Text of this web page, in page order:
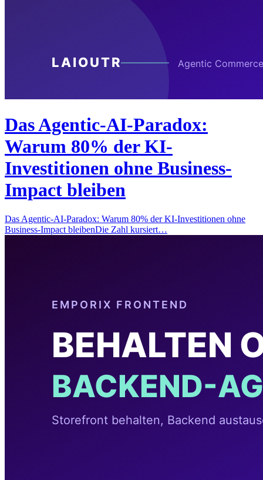
Das Agentic-AI-Paradox:
Warum 80% der KI-
Investitionen ohne Business-
Impact bleiben
Das Agentic-AI-Paradox: Warum 80% der KI-Investitionen ohne
Business-Impact bleibenDie Zahl kursiert…